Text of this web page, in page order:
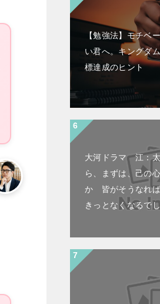
【勉強法】モチベ
い君へ。キングダ
標達成のヒント
大河ドラマ 江：
ら、まずは、己の
か 皆がそうなれば
きっとなくなるで